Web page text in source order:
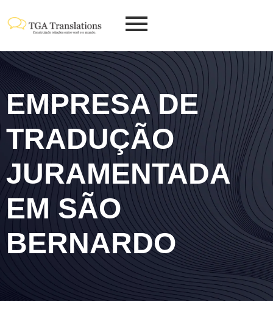
EMPRESA DE
TRADUÇÃO
JURAMENTADA
EM SÃO
BERNARDO